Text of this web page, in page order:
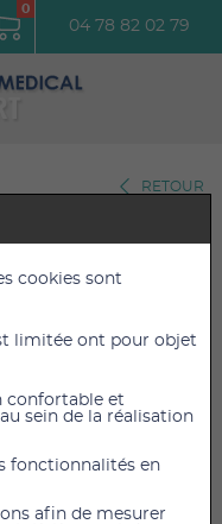
0
04 78 82 02 79
RETOUR
contact
44,35 € TTC
cookies sont
limitée ont pour objet
confortable et
sein de la réalisation
fonctionnalités en
afin de mesurer